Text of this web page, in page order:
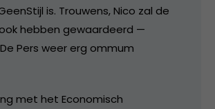
is. Trouwens, Nico zal de
hebben gewaardeerd —
Pers weer erg ommum
met het Economisch